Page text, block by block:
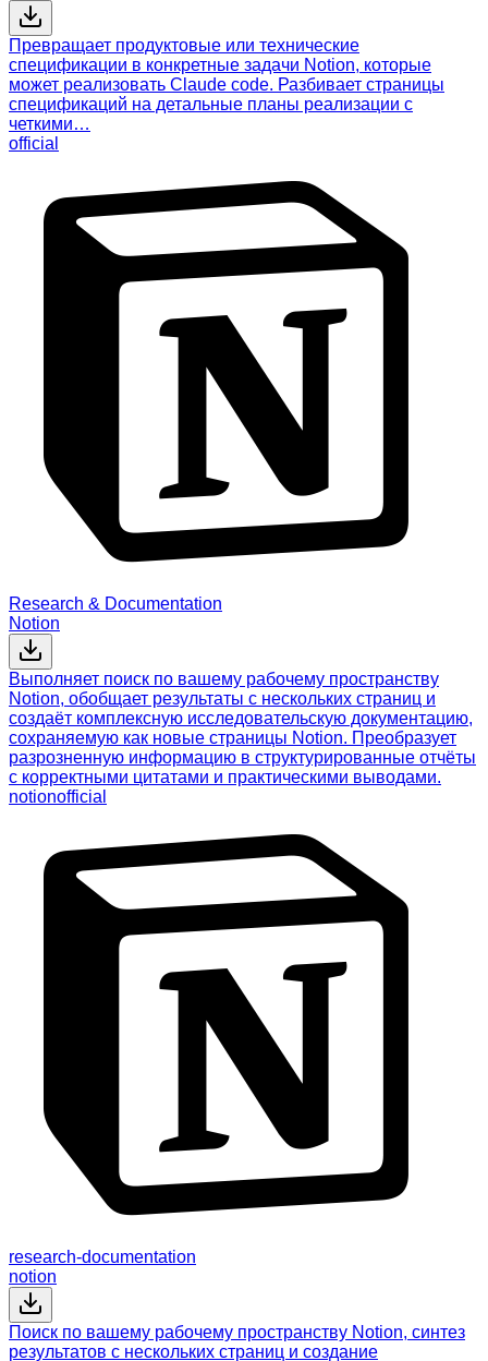
Превращает продуктовые или технические
спецификации в конкретные задачи Notion, которые
может реализовать Claude code. Разбивает страницы
спецификаций на детальные планы реализации с
четкими…
official
Research & Documentation
Notion
Выполняет поиск по вашему рабочему пространству
Notion, обобщает результаты с нескольких страниц и
создаёт комплексную исследовательскую документацию,
сохраняемую как новые страницы Notion. Преобразует
разрозненную информацию в структурированные отчёты
с корректными цитатами и практическими выводами.
notionofficial
research-documentation
notion
Поиск по вашему рабочему пространству Notion, синтез
результатов с нескольких страниц и создание